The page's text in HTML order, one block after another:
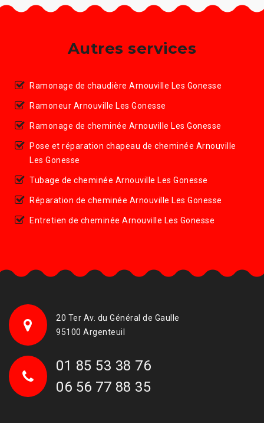
Autres services
Ramonage de chaudière Arnouville Les Gonesse
Ramoneur Arnouville Les Gonesse
Ramonage de cheminée Arnouville Les Gonesse
Pose et réparation chapeau de cheminée Arnouville
Les Gonesse
Tubage de cheminée Arnouville Les Gonesse
Réparation de cheminée Arnouville Les Gonesse
Entretien de cheminée Arnouville Les Gonesse
20 Ter Av. du Général de Gaulle
95100 Argenteuil
01 85 53 38 76
06 56 77 88 35